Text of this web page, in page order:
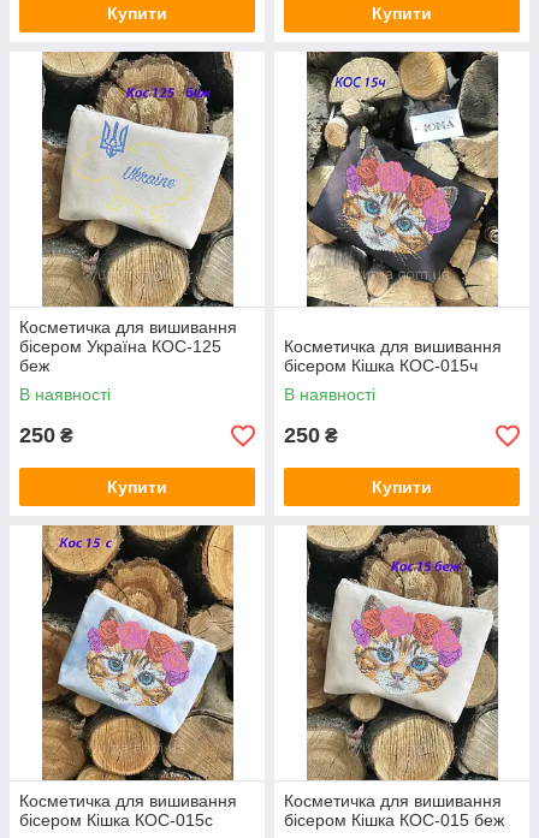
Купити Купити
Косметичка для вишивання
бісером Україна КОС-125
беж
В наявності
250 ₴
Купити
Косметичка для вишивання
бісером Кішка КОС-015ч
В наявності
250 ₴
Купити
Косметичка для вишивання
бісером Кішка КОС-015с
Косметичка для вишивання
бісером Кішка КОС-015 беж